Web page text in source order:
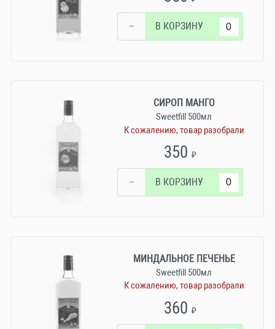
− В КОРЗИНУ
СИРОП МАНГО
Sweetfill 500мл
К сожалению, товар разобрали
350₽
− В КОРЗИНУ
МИНДАЛЬНОЕ ПЕЧЕНЬЕ
Sweetfill 500мл
К сожалению, товар разобрали
360₽